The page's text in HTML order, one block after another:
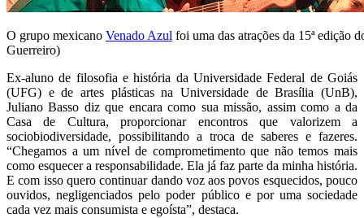
O grupo mexicano Venado Azul foi uma das atrações da 15ª edição
Guerreiro)
Ex-aluno de filosofia e história da Universidade Federal de Goiás
(UFG) e de artes plásticas na Universidade de Brasília (UnB),
Juliano Basso diz que encara como sua missão, assim como a da
Casa de Cultura, proporcionar encontros que valorizem a
sociobiodiversidade, possibilitando a troca de saberes e fazeres.
“Chegamos a um nível de comprometimento que não temos mais
como esquecer a responsabilidade. Ela já faz parte da minha história.
E com isso quero continuar dando voz aos povos esquecidos, pouco
ouvidos, negligenciados pelo poder público e por uma sociedade
cada vez mais consumista e egoísta”, destaca.